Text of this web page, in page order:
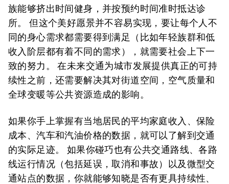
族能够挤出时间健身，并按预约时间准时抵达诊
所。 但这个美好愿景并不容易实现，要让每个人不
同的身心需求都需要得到满足（比如年轻族群和低
收入阶层都有着不同的需求），就需要社会上下一
致的努力。 在未来交通为城市发展提供真正的可持
续性之前，还需要解决其对街道空间，空气质量和
全球变暖等公共资源造成的影响。
如果你手上掌握有当地居民的平均家庭收入、保险
成本、汽车和汽油价格的数据，就可以了解到交通
的实际足迹。 如果你碰巧也有公共交通路线、各路
线运行情况（包括延误，取消和事故）以及微型交
通站点的数据，你就能够知晓是否有更具持续性、